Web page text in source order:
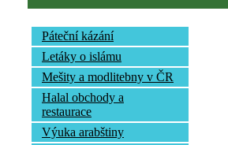
Páteční kázání
Letáky o islámu
Mešity a modlitebny v ČR
Halal obchody a
restaurace
Výuka arabštiny